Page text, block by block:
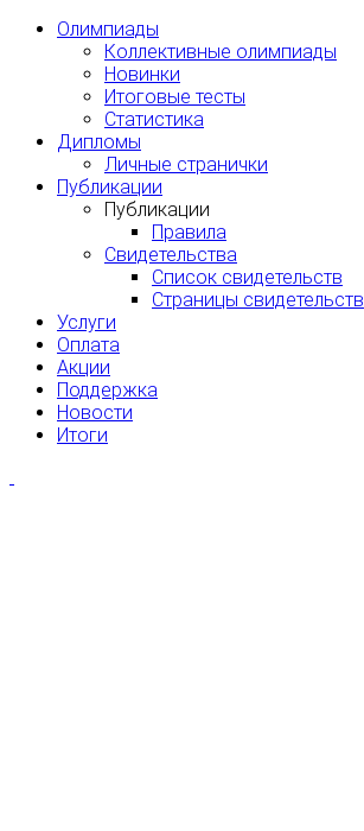
Олимпиады
Коллективные олимпиады
Новинки
Итоговые тесты
Статистика
Дипломы
Личные странички
Публикации
Публикации
Правила
Свидетельства
Список свидетельств
Страницы свидетельств
Услуги
Оплата
Акции
Поддержка
Новости
Итоги